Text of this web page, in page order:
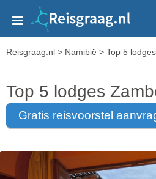
Reisgraag.nl > Namibië > Top 5
Top 5 lodges
gratis reisvoorstel